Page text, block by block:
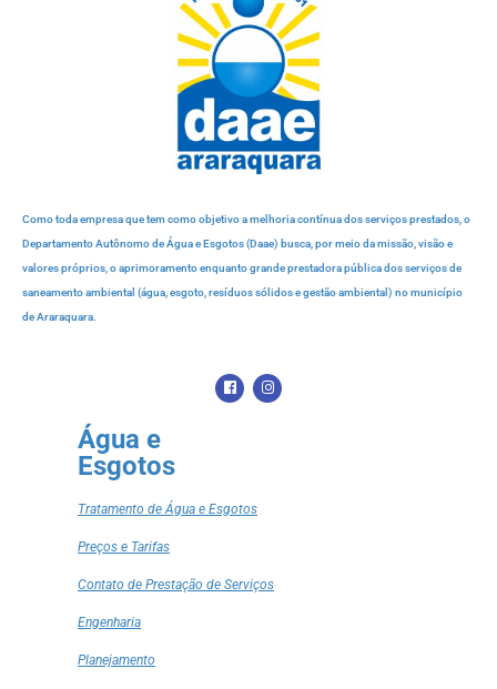
Como toda empresa que tem como objetivo a melhoria contínua dos serviços prestados, o
Departamento Autônomo de Água e Esgotos (Daae) busca, por meio da missão, visão e
valores próprios, o aprimoramento enquanto grande prestadora pública dos serviços de
saneamento ambiental (água, esgoto, resíduos sólidos e gestão ambiental) no município
de Araraquara.
Água e
Esgotos
Tratamento de Água e Esgotos
Preços e Tarifas
Contato de Prestação de Serviços
Engenharia
Planejamento